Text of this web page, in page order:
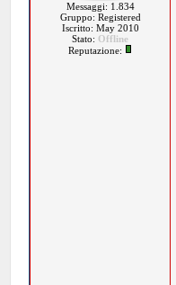
Messaggi: 1.834
Gruppo: Registered
Iscritto: May 2010
Stato: Offline
Reputazione: